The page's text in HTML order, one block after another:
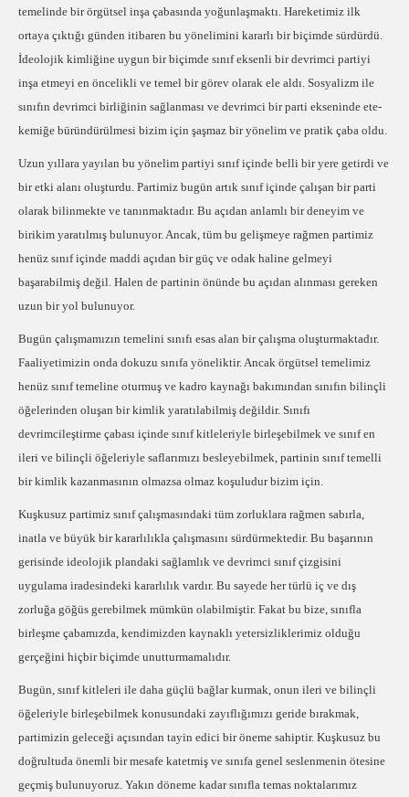
temelinde bir örgütsel inşa çabasında yoğunlaşmaktı. Hareketimiz ilk
ortaya çıktığı günden itibaren bu yönelimini kararlı bir biçimde sürdürdü.
İdeolojik kimliğine uygun bir biçimde sınıf eksenli bir devrimci partiyi
inşa etmeyi en öncelikli ve temel bir görev olarak ele aldı. Sosyalizm ile
sınıfın devrimci birliğinin sağlanması ve devrimci bir parti ekseninde ete-
kemiğe büründürülmesi bizim için şaşmaz bir yönelim ve pratik çaba oldu.
Uzun yıllara yayılan bu yönelim partiyi sınıf içinde belli bir yere getirdi ve
bir etki alanı oluşturdu. Partimiz bugün artık sınıf içinde çalışan bir parti
olarak bilinmekte ve tanınmaktadır. Bu açıdan anlamlı bir deneyim ve
birikim yaratılmış bulunuyor. Ancak, tüm bu gelişmeye rağmen partimiz
henüz sınıf içinde maddi açıdan bir güç ve odak haline gelmeyi
başarabilmiş değil. Halen de partinin önünde bu açıdan alınması gereken
uzun bir yol bulunuyor.
Bugün çalışmamızın temelini sınıfı esas alan bir çalışma oluşturmaktadır.
Faaliyetimizin onda dokuzu sınıfa yöneliktir. Ancak örgütsel temelimiz
henüz sınıf temeline oturmuş ve kadro kaynağı bakımından sınıfın bilinçli
öğelerinden oluşan bir kimlik yaratılabilmiş değildir. Sınıfı
devrimcileştirme çabası içinde sınıf kitleleriyle birleşebilmek ve sınıf en
ileri ve bilinçli öğeleriyle saflarımızı besleyebilmek, partinin sınıf temelli
bir kimlik kazanmasının olmazsa olmaz koşuludur bizim için.
Kuşkusuz partimiz sınıf çalışmasındaki tüm zorluklara rağmen sabırla,
inatla ve büyük bir kararlılıkla çalışmasını sürdürmektedir. Bu başarının
gerisinde ideolojik plandaki sağlamlık ve devrimci sınıf çizgisini
uygulama iradesindeki kararlılık vardır. Bu sayede her türlü iç ve dış
zorluğa göğüs gerebilmek mümkün olabilmiştir. Fakat bu bize, sınıfla
birleşme çabamızda, kendimizden kaynaklı yetersizliklerimiz olduğu
gerçeğini hiçbir biçimde unutturmamalıdır.
Bugün, sınıf kitleleri ile daha güçlü bağlar kurmak, onun ileri ve bilinçli
öğeleriyle birleşebilmek konusundaki zayıflığımızı geride bırakmak,
partimizin geleceği açısından tayin edici bir öneme sahiptir. Kuşkusuz bu
doğrultuda önemli bir mesafe katetmiş ve sınıfa genel seslenmenin ötesine
geçmiş bulunuyoruz. Yakın döneme kadar sınıfla temas noktalarımız